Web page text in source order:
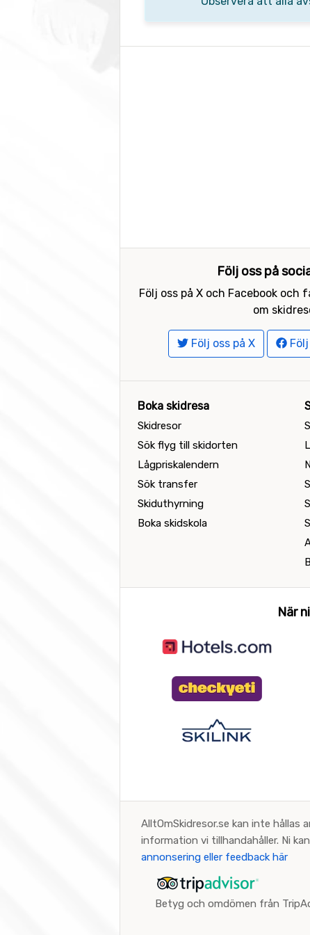
Följ oss på
Följ oss på X och Facebook och
om
Följ oss på X
Boka skidresa
Skidresor
Sök flyg till skidorten
Lågpriskalendern
Sök transfer
Skiduthyrning
Boka skidskola
När
AlltOmSkidresor.se kan inte hållas
information vi tillhandahåller. Ni
annonsering eller feedback här
Betyg och omdömen från